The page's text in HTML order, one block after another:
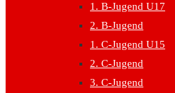
1. B-Jugend U17
2. B-Jugend
1. C-Jugend U15
2. C-Jugend
3. C-Jugend